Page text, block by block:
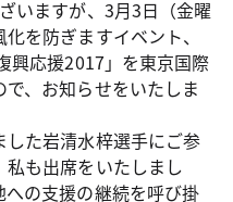
いますが、3月3日（金曜
を防ぎますイベント、
興応援2017」を東京国際
、お知らせをいたしま
た岩清水梓選手にご参
も出席をいたしまし
の支援の継続を呼び掛